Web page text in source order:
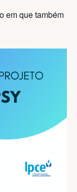
em que também